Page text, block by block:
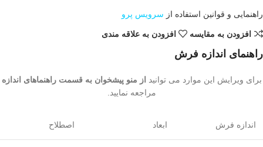
راهنمایی و قوانین استفاده از سرویس پرو
افزودن به مقایسه افزودن به علاقه مندی
راهنمای اندازه فرش
برای ویرایش این موارد می توانید از منو پیشخوان به قسمت راهنماهای اندازه
مراجعه نمایید.
اندازه فرش ابعاد اصطلاح